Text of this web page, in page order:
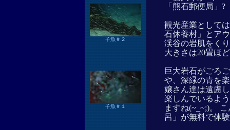
子魚＃２
子魚＃１
「熊石郵便局」?
観光産業として
石休養村」とア
渓谷の岩肌をく
大きさは20畳ほ
巨大岩石がごろ
や、深緑の青を
嬢さん達は遠慮
楽しんでいるよ
ますね(~_~;)。
呂」が無料で体